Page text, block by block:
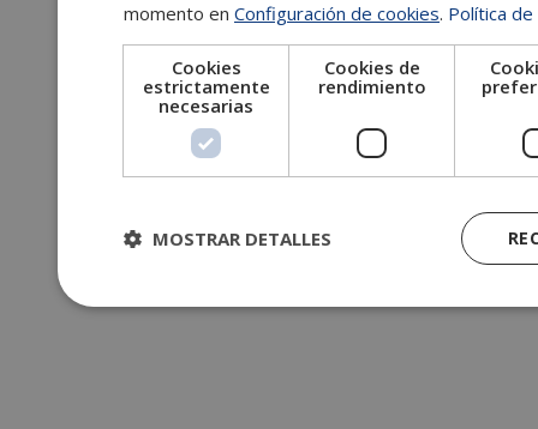
momento en Configuración de cookies. Política
Cookies
estrictamente
necesarias
Cookies de
rendimiento
MOSTRAR DETALLES